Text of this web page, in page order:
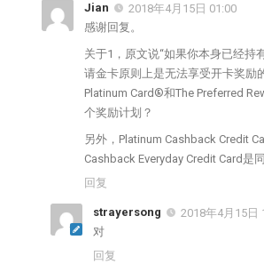
Jian
2018年4月15日 01:00
感谢回复。
关于1，原文说“如果你本身已经持
请金卡原则上是无法享受开卡奖励
Platinum Card®和The Preferred
个奖励计划？
另外，Platinum Cashback Credit
Cashback Everyday Credit Card是
回复
strayersong
2018年4月15日
对
回复